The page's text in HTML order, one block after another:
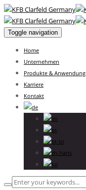
Toggle navigation
Home
Unternehmen
Produkte & Anwendung
Karriere
Kontakt